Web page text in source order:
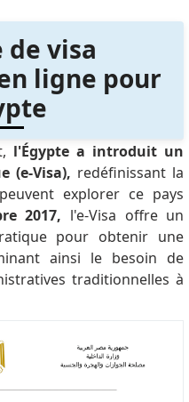
de visa
ligne pour
l'Égypte a introduit un
(e-Visa), redéfinissant la
explorer ce pays
2017, l'e-Visa offre un
pour obtenir une
ainsi le besoin de
traditionnelles à